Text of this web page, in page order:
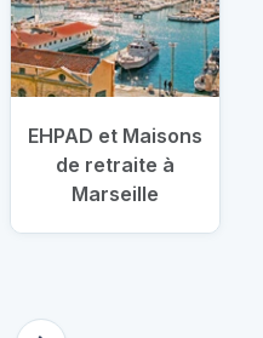
EHPAD et Maisons
de retraite à
Marseille